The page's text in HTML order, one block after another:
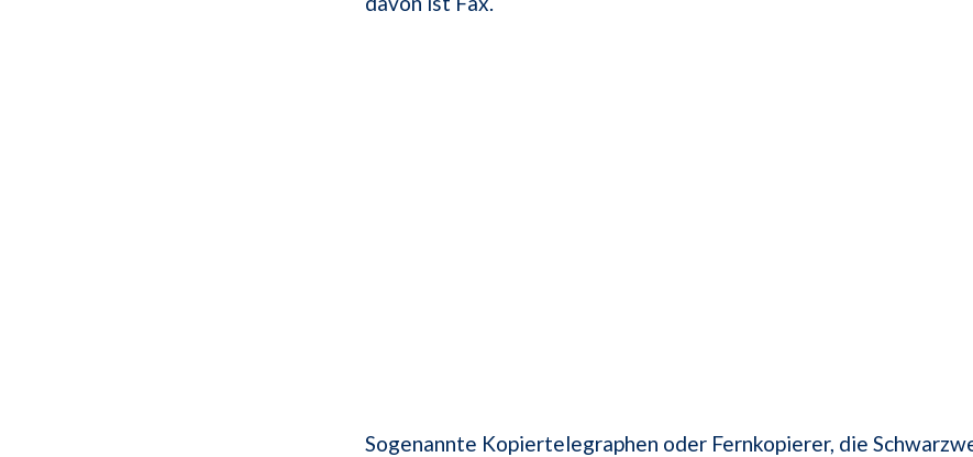
Sogenannte Kopiertelegraphen oder Fernkopierer, die